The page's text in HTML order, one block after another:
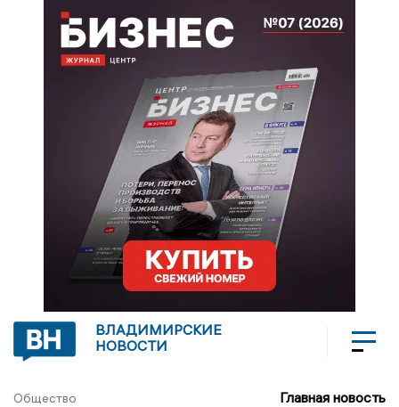
ВЛАДИМИРСКИЕ
НОВОСТИ
Общество Главная новость